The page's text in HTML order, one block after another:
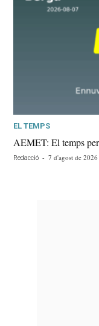
EL TEMPS
AEMET: El temps
Redacció - 7 d'agost de 2026